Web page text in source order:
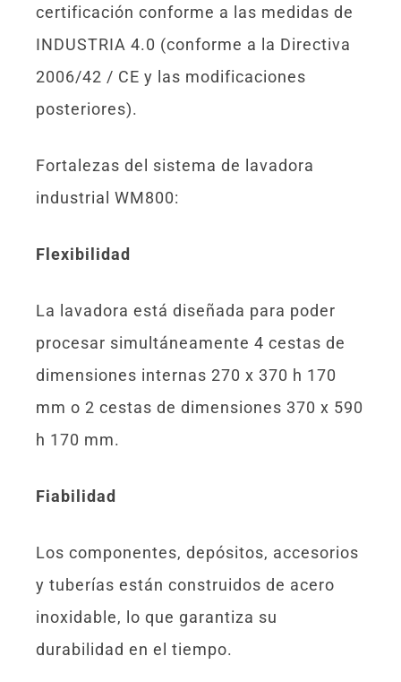
certificación conforme a las medidas de
INDUSTRIA 4.0 (conforme a la Directiva
2006/42 / CE y las modificaciones
posteriores).
Fortalezas del sistema de lavadora
industrial WM800:
Flexibilidad
La lavadora está diseñada para poder
procesar simultáneamente 4 cestas de
dimensiones internas 270 x 370 h 170
mm o 2 cestas de dimensiones 370 x 590
h 170 mm.
Fiabilidad
Los componentes, depósitos, accesorios
y tuberías están construidos de acero
inoxidable, lo que garantiza su
durabilidad en el tiempo.